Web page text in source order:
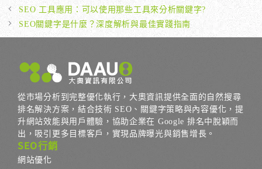
籤
SEO 工具應用：可以使用那些工具來分析關鍵字?
SEO關鍵字是什麼？深度解析與最佳實踐指南
從市場分析到完整優化執行，大奧資訊提供全面的自然搜尋
排名解決方案，結合技術 SEO、關鍵字策略與內容優化，提
升網站效能與用戶體驗，協助企業在 Google 排名中脫穎而
出，吸引更多目標客戶，實現品牌曝光與銷售增長。
SEO行銷
網站優化